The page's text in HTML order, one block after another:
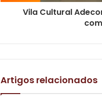
Vila Cultural
Artigos relacionados